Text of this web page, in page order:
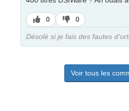
J’aime
0
J’aime
pas
0
Désolé si je fais des fautes
Voir tous les